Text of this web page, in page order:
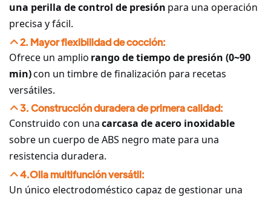
una perilla de control de presión para una operación
precisa y fácil.
2. Mayor flexibilidad de cocción:
Ofrece un amplio rango de tiempo de presión (0~90
min)con un timbre de finalización para recetas
versátiles.
3. Construcción duradera de primera calidad:
Construido con unacarcasa de acero inoxidable
sobre un cuerpo de ABS negro mate para una
resistencia duradera.
4.Olla multifunción versátil:
Un único electrodoméstico capaz de gestionar una